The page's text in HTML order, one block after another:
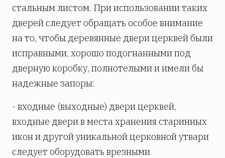
стальным листом. При использовании таких
дверей следует обращать особое внимание
на то, чтобы деревянные двери церквей были
исправными, хорошо подогнанными под
дверную коробку, полнотелыми и имели бы
надежные запоры:
- входные (выходные) двери церквей,
входные двери в места хранения старинных
икон и другой уникальной церковной утвари
следует оборудовать врезными